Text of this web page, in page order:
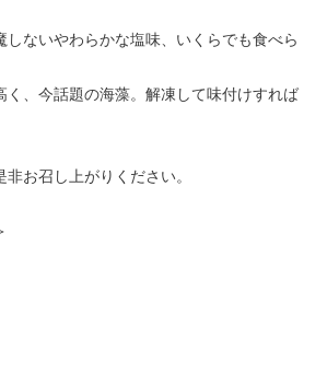
しないやわらかな塩味、いくらでも食べら
く、今話題の海藻。解凍して味付けすれば
お召し上がりください。